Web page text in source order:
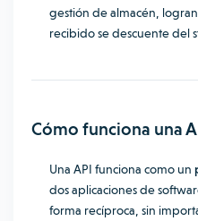
gestión de almacén,
recibido se descuente del
Cómo funciona una
Una API funciona como un
dos aplicaciones de
forma recíproca, sin